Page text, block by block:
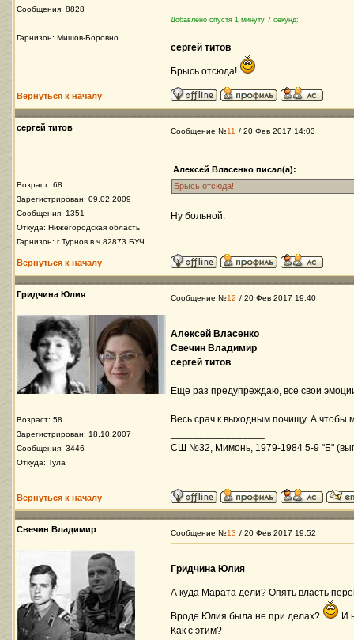
Сообщения: 8828
Гарнизон: Мишов-Боровно
Добавлено спустя 1 минуту 7 секунд:
сергей титов
Брысь отсюда!
Вернуться к началу
сергей титов
Возраст: 68
Зарегистрирован: 09.02.2009
Сообщения: 1351
Откуда: Нижегородская область
Гарнизон: г.Турнов в.ч.82873 БУЧ
Сообщение №11 / 20 Фев 2017 14:03
Алексей Власенко писал(а):
Брысь отсюда!
Ну больной.
Вернуться к началу
Гридчина Юлия
Возраст: 58
Зарегистрирован: 18.10.2007
Сообщения: 3446
Откуда: Тула
Сообщение №12 / 20 Фев 2017 19:40
Алексей Власенко
Свечин Владимир
сергей титов
Еще раз предупреждаю, все свои
Весь срач к выходным почищу. А чтобы
СШ №32, Мимонь, 1979-1984 5-9 "Б"
Вернуться к началу
Свечин Владимир Сообщение №13 / 20 Фев 2017 19:52
Гридчина Юлия
А куда Марата дели? Опять власть
Вроде Юлия была не при делах?
И
Как с этим?